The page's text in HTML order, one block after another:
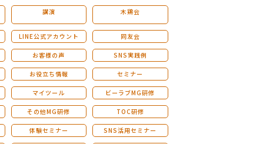
講演 木鶏会
LINE公式アカウント 同友会
お客様の声 SNS実践例
お役立ち情報 セミナー
マイツール ビーラブMG研修
その他MG研修 TOC研修
体験セミナー SNS活用セミナー